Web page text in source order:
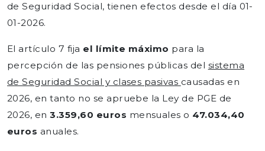
de Seguridad Social, tienen efectos desde el día 01-
01-2026.
El artículo 7 fija el límite máximo para la
percepción de las pensiones públicas del sistema
de Seguridad Social y clases pasivas causadas en
2026, en tanto no se apruebe la Ley de PGE de
2026, en3.359,60 euros mensuales o 47.034,40
euros anuales.